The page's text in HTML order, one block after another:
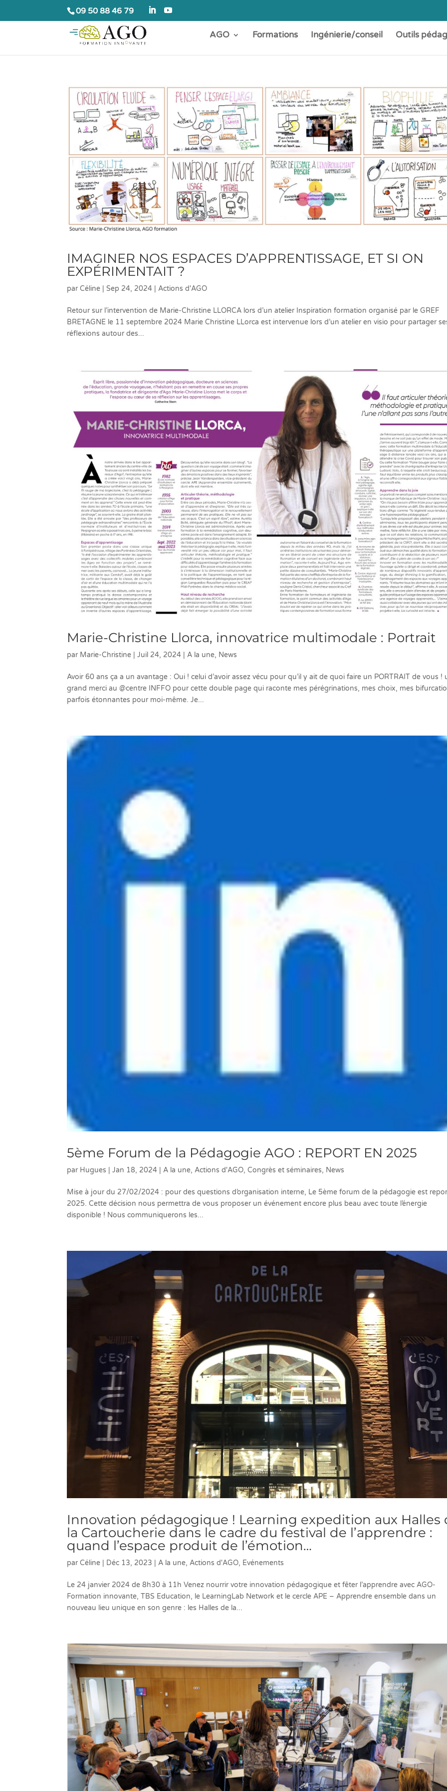
09 50 88 46 79
AGO Formations Ingénierie/conseil Outils
IMAGINER NOS ESPACES D’APPRENTISSAGE, ET SI ON
EXPÉRIMENTAIT ?
parCéline |Sep 24, 2024 |Actions d'AGO
Retour sur l’intervention de Marie-Christine LLORCA lors d’un atelier Inspiration formation organisé par le GREF
BRETAGNE le 11 septembre 2024 Marie Christine LLorca est intervenue lors d’un atelier en visio pour partager
réflexions autour des...
Marie-Christine Llorca, innovatrice multimodale : Portrait
par Marie-Christine |Juil 24, 2024 |A la une, News
Avoir 60 ans ça a un avantage : Oui ! celui d’avoir assez vécu pour qu’il y ait de quoi faire un PORTRAIT de vous !
grand merci au @centre INFFO pour cette double page qui raconte mes pérégrinations, mes choix, mes
parfois étonnantes pour moi-même. Je...
5ème Forum de la Pédagogie AGO : REPORT EN 2025
par Hugues |Jan 18, 2024 |A la une,Actions d'AGO,Congrès et séminaires, News
Mise à jour du 27/02/2024 : pour des questions d’organisation interne, Le 5ème forum de la pédagogie est
2025. Cette décision nous permettra de vous proposer un événement encore plus beau avec toute l’énergie
disponible ! Nous communiquerons les...
Innovation pédagogique ! Learning expedition aux Halles
la Cartoucherie dans le cadre du festival de l’apprendre :
quand l’espace produit de l’émotion…
parCéline Déc 13, 2023 |A la une,Actions d'AGO, Evénements
Le 24 janvier 2024 de 8h30 à 11h Venez nourrir votre innovation pédagogique et fêter l’apprendre avec AGO-
Formation innovante, TBS Education, le LearningLab Network et le cercle APE – Apprendre ensemble dans un
nouveau lieu unique en son genre : les Halles de la...